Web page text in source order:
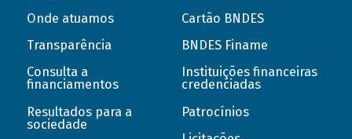
Onde atuamos
Transparência
Consulta a
financiamentos
Resultados para a
sociedade
Cartão BNDES
BNDES Finame
Instituições financeiras
credenciadas
Patrocínios